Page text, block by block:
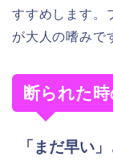
すすめします。
が大人の嗜みで
断られた
「まだ早い